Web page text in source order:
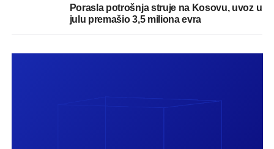
Porasla potrošnja struje na Kosovu, uvoz u
julu premašio 3,5 miliona evra